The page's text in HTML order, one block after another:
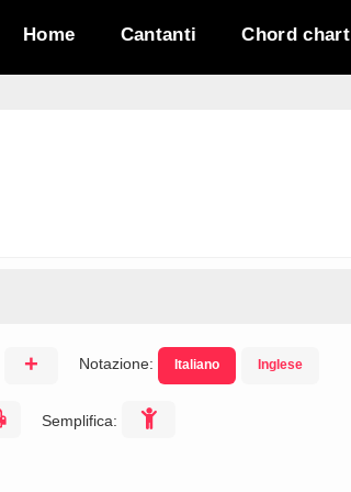
Home Cantanti Chord chart
+ Notazione: Italiano Inglese
Semplifica: